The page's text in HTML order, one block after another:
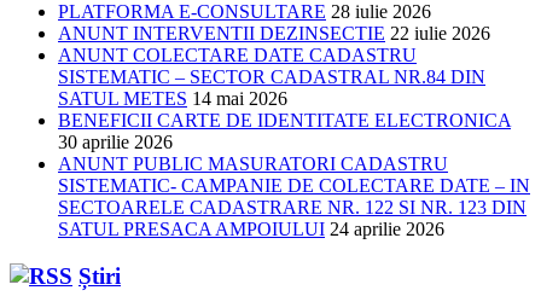
PLATFORMA E-CONSULTARE 28 iulie 2026
ANUNT INTERVENTII DEZINSECTIE 22 iulie 2026
ANUNT COLECTARE DATE CADASTRU
SISTEMATIC – SECTOR CADASTRAL NR.84 DIN
SATUL METES 14 mai 2026
BENEFICII CARTE DE IDENTITATE ELECTRONICA
30 aprilie 2026
ANUNT PUBLIC MASURATORI CADASTRU
SISTEMATIC- CAMPANIE DE COLECTARE DATE – IN
SECTOARELE CADASTRARE NR. 122 SI NR. 123 DIN
SATUL PRESACA AMPOIULUI 24 aprilie 2026
Știri